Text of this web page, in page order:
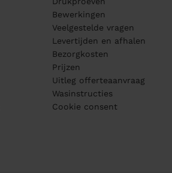
Bewerkingen
Veelgestelde vragen
Levertijden en afhalen
Bezorgkosten
Prijzen
Uitleg offerteaanvraag
Wasinstructies
Cookie consent